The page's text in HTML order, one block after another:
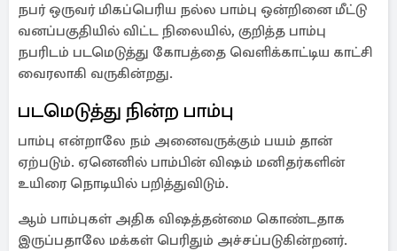
நபர் ஒருவர் மிகப்பெரிய நல்ல பாம்பு ஒன்றினை மீட்டு
வனப்பகுதியில் விட்ட நிலையில், குறித்த பாம்பு
நபரிடம் படமெடுத்து கோபத்தை வெளிக்காட்டிய காட்சி
வைரலாகி வருகின்றது.
படமெடுத்து நின்ற பாம்பு
பாம்பு என்றாலே நம் அனைவருக்கும் பயம் தான்
ஏற்படும். ஏனெனில் பாம்பின் விஷம் மனிதர்களின்
உயிரை நொடியில் பறித்துவிடும்.
ஆம் பாம்புகள் அதிக விஷத்தன்மை கொண்டதாக
இருப்பதாலே மக்கள் பெரிதும் அச்சப்படுகின்றனர்.